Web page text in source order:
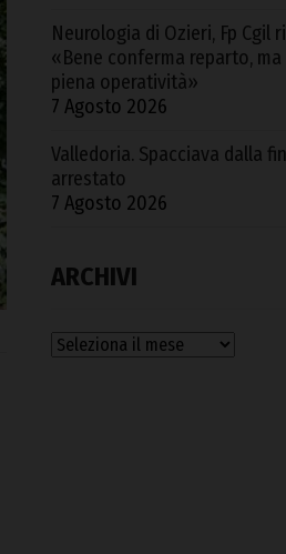
Neurologia di Ozieri, Fp Cgil
«Bene conferma reparto,
piena operatività»
7 Agosto 2026
Valledoria. Spacciava dalla
arrestato
7 Agosto 2026
ARCHIVI
Archivi